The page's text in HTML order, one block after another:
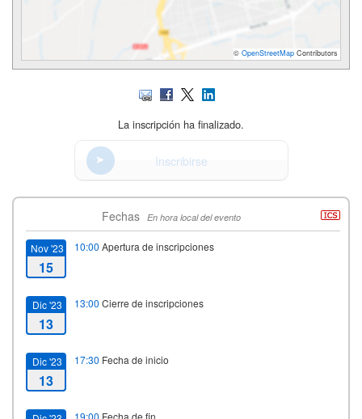
© OpenStreetMap Contributors
La inscripción ha finalizado.
Inscribirse
Fechas En hora local del evento
Nov '23
15
10:00 Apertura de inscripciones
Dic '23
13
13:00 Cierre de inscripciones
Dic '23
13
17:30 Fecha de inicio
19:00 Fecha de fin